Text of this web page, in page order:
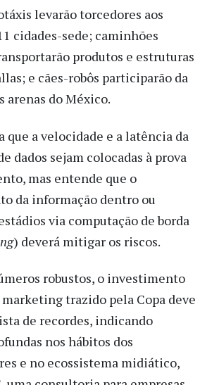
levarão torcedores aos
cidades-sede; caminhões
produtos e estruturas
e cães-robôs participarão da
arenas do México.
que a velocidade e a latência da
dados sejam colocadas à prova
mas entende que o
da informação dentro ou
via computação de borda
) deverá mitigar os riscos.
robustos, o investimento
trazido pela Copa deve
de recordes, indicando
nos hábitos dos
e no ecossistema midiático,